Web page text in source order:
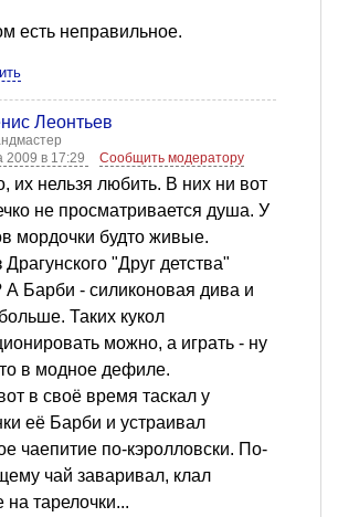
есть неправильное.
Леонтьев
2009 в 17:29
Сообщить модератору
их нельзя любить. В них ни вот
не просматривается душа. У
мордочки будто живые.
Драгунского "Друг детства"
А Барби - силиконовая дива и
Таких кукол
можно, а играть - ну
в модное дефиле.
в своё время таскал у
её Барби и устраивал
чаепитие по-кэролловски. По-
чай заваривал, клал
на тарелочки...